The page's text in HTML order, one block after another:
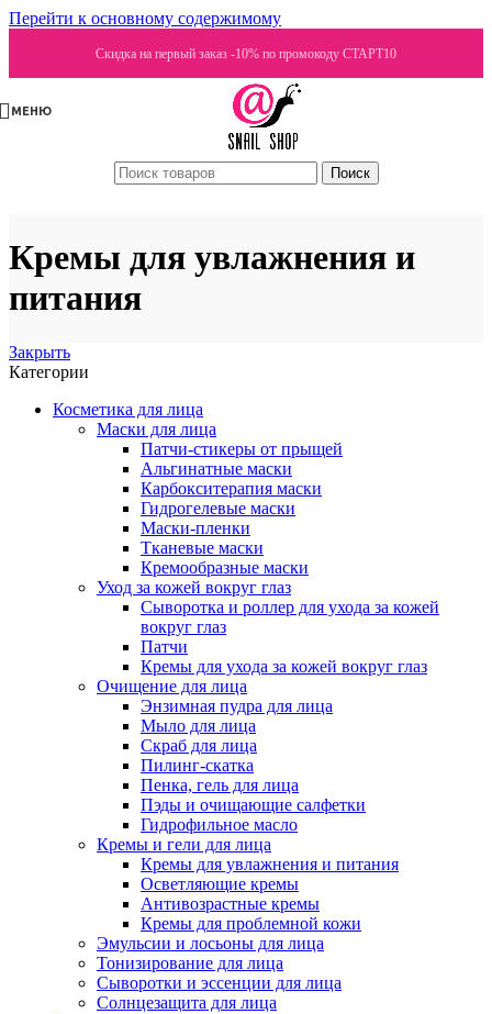
Перейти к основному содержимому
Скидка на первый заказ -10% по промокоду СТАРТ10
МЕНЮ
Поиск
Кремы для увлажнения и
питания
Закрыть
Категории
Косметика для лица
Маски для лица
Патчи-стикеры от прыщей
Альгинатные маски
Карбокситерапия маски
Гидрогелевые маски
Маски-пленки
Тканевые маски
Кремообразные маски
Уход за кожей вокруг глаз
Сыворотка и роллер для ухода за кожей
вокруг глаз
Патчи
Кремы для ухода за кожей вокруг глаз
Очищение для лица
Энзимная пудра для лица
Мыло для лица
Скраб для лица
Пилинг-скатка
Пенка, гель для лица
Пэды и очищающие салфетки
Гидрофильное масло
Кремы и гели для лица
Кремы для увлажнения и питания
Осветляющие кремы
Антивозрастные кремы
Кремы для проблемной кожи
Эмульсии и лосьоны для лица
Тонизирование для лица
Сыворотки и эссенции для лица
Солнцезащита для лица